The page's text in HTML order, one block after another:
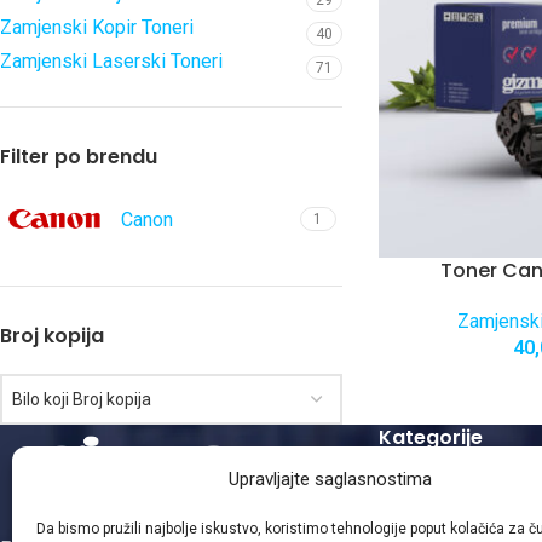
Upravljajte saglasnostima
Da bismo pružili najbolje iskustvo, koristimo tehnologije poput kolačića za
Zamjenski Kopir Toneri 40
Zamjenski Laserski Toneri 71
Filter po brendu
Canon 1
Broj kopija
Bilo koji Broj kopija
Toner
Kategorije
Zamjenski
Zamjenski Kopir